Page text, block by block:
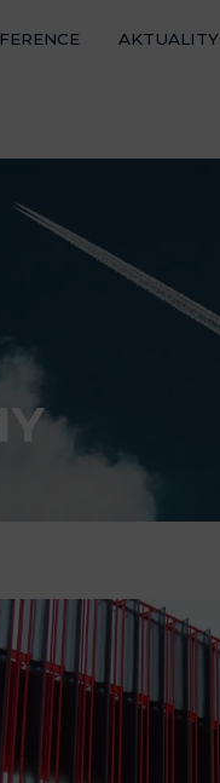
AKTUALITY